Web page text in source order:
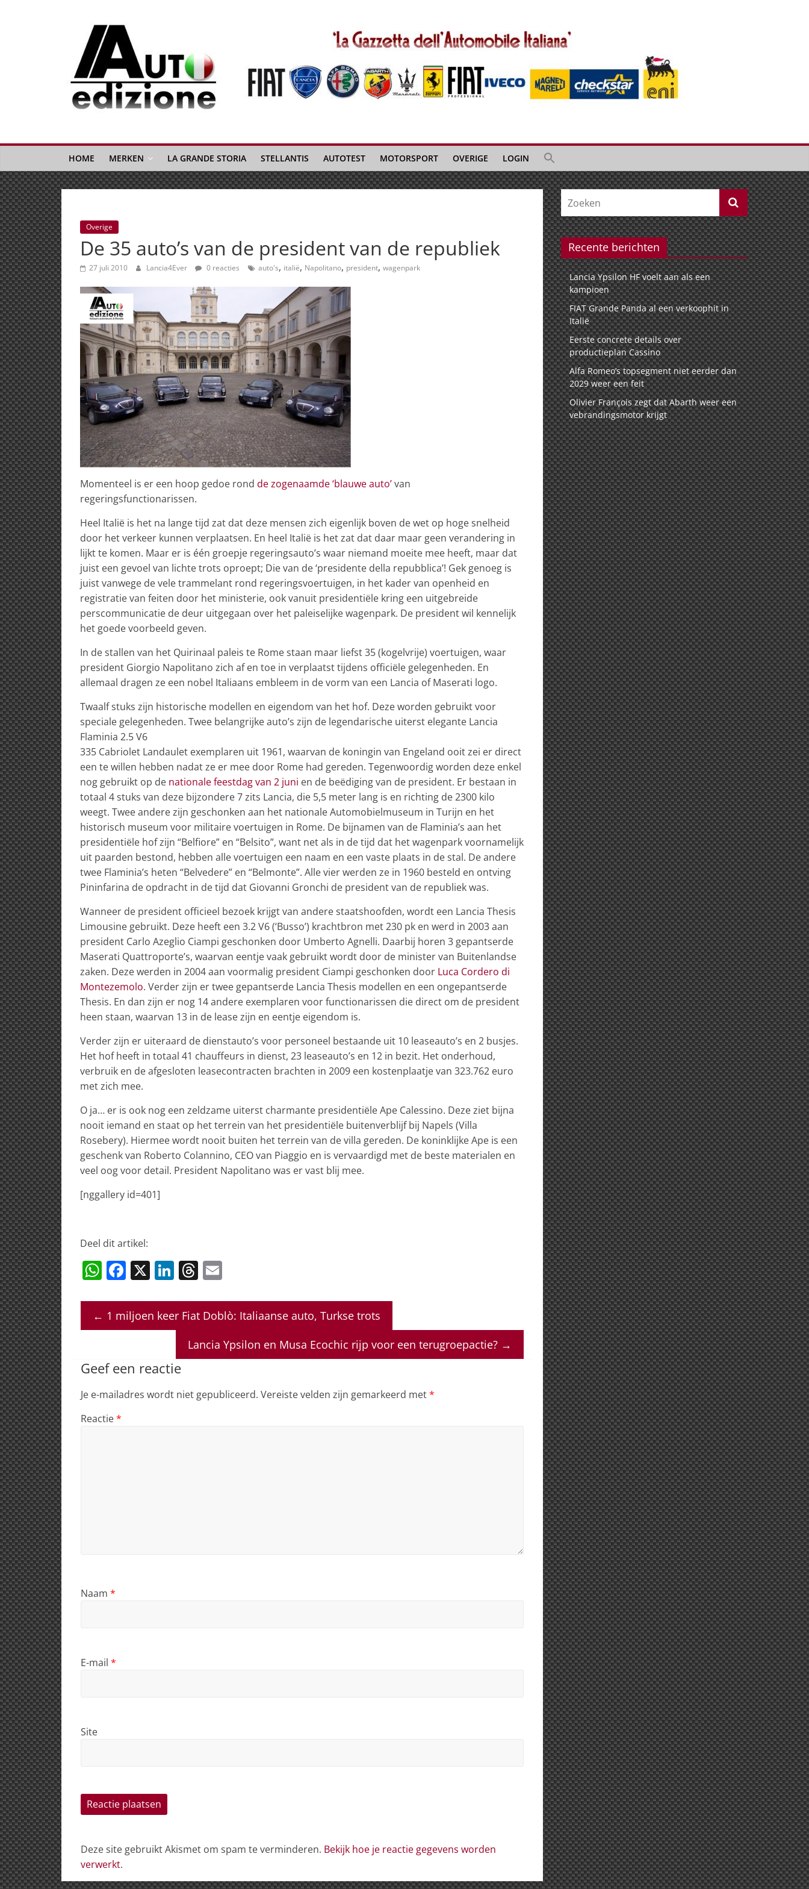
Auto
Edizione
La
Gazetta
dell'Automobile
Italiana
|
Italiaans
autonieuws
&
lifestyle
HOME MERKEN LA GRANDE STORIA STELLANTIS AUTOTEST MOTORSPORT OVERIGE LOGIN
Overige
De 35 auto’s van de president van de republiek
27 juli 2010 Lancia4Ever 0 reacties auto's, italië, Napolitano, president, wagenpark
Momenteel is er een hoop gedoe rond de zogenaamde ‘blauwe auto’van
regeringsfunctionarissen.
Heel Italië is het na lange tijd zat dat deze mensen zich eigenlijk boven de wet op hoge snelheid
door het verkeer kunnen verplaatsen. En heel Italië is het zat dat daar maar geen verandering in
lijkt te komen. Maar er is één groepje regeringsauto’s waar niemand moeite mee heeft, maar dat
juist een gevoel van lichte trots oproept; Die van de ‘presidente della repubblica’! Gek genoeg is
juist vanwege de vele trammelant rond regeringsvoertuigen, in het kader van openheid en
registratie van feiten door het ministerie, ook vanuit presidentiële kring een uitgebreide
perscommunicatie de deur uitgegaan over het paleiselijke wagenpark. De president wil kennelijk
het goede voorbeeld geven.
In de stallen van het Quirinaal paleis te Rome staan maar liefst 35 (kogelvrije) voertuigen, waar
president Giorgio Napolitano zich af en toe in verplaatst tijdens officiële gelegenheden. En
allemaal dragen ze een nobel Italiaans embleem in de vorm van een Lancia of Maserati logo.
Twaalf stuks zijn historische modellen en eigendom van het hof. Deze worden gebruikt voor
speciale gelegenheden. Twee belangrijke auto’s zijn de legendarische uiterst elegante Lancia
Flaminia 2.5 V6
335 Cabriolet Landaulet exemplaren uit 1961, waarvan de koningin van Engeland ooit zei er direct
een te willen hebben nadat ze er mee door Rome had gereden. Tegenwoordig worden deze enkel
nog gebruikt op de nationale feestdag van 2 juni en de beëdiging van de president. Er bestaan in
totaal 4 stuks van deze bijzondere 7 zits Lancia, die 5,5 meter lang is en richting de 2300 kilo
weegt. Twee andere zijn geschonken aan het nationale Automobielmuseum in Turijn en het
historisch museum voor militaire voertuigen in Rome. De bijnamen van de Flaminia’s aan het
presidentiële hof zijn “Belfiore” en “Belsito”, want net als in de tijd dat het wagenpark voornamelijk
uit paarden bestond, hebben alle voertuigen een naam en een vaste plaats in de stal. De andere
twee Flaminia’s heten “Belvedere” en “Belmonte”. Alle vier werden ze in 1960 besteld en ontving
Pininfarina de opdracht in de tijd dat Giovanni Gronchi de president van de republiek was.
Wanneer de president officieel bezoek krijgt van andere staatshoofden, wordt een Lancia Thesis
Limousine gebruikt. Deze heeft een 3.2 V6 (‘Busso’) krachtbron met 230 pk en werd in 2003 aan
president Carlo Azeglio Ciampi geschonken door Umberto Agnelli. Daarbij horen 3 gepantserde
Maserati Quattroporte’s, waarvan eentje vaak gebruikt wordt door de minister van Buitenlandse
zaken. Deze werden in 2004 aan voormalig president Ciampi geschonken door Luca Cordero di
Montezemolo. Verder zijn er twee gepantserde Lancia Thesis modellen en een ongepantserde
Thesis. En dan zijn er nog 14 andere exemplaren voor functionarissen die direct om de president
heen staan, waarvan 13 in de lease zijn en eentje eigendom is.
Verder zijn er uiteraard de dienstauto’s voor personeel bestaande uit 10 leaseauto’s en 2 busjes.
Het hof heeft in totaal 41 chauffeurs in dienst, 23 leaseauto’s en 12 in bezit. Het onderhoud,
verbruik en de afgesloten leasecontracten brachten in 2009 een kostenplaatje van 323.762 euro
met zich mee.
O ja… er is ook nog een zeldzame uiterst charmante presidentiële Ape Calessino. Deze ziet bijna
nooit iemand en staat op het terrein van het presidentiële buitenverblijf bij Napels (Villa
Rosebery). Hiermee wordt nooit buiten het terrein van de villa gereden. De koninklijke Ape is een
geschenk van Roberto Colannino, CEO van Piaggio en is vervaardigd met de beste materialen en
veel oog voor detail. President Napolitano was er vast blij mee.
[nggallery id=401]
Deel dit artikel:
W
at
s
p
F
c
e
o
o
k
X Li
k
e
dI
n
T
re
a
d
s
ai
l
← 1 miljoen keer Fiat Doblò: Italiaanse auto, Turkse trots
Lancia Ypsilon en Musa Ecochic rijp voor een terugroepactie? →
Geef een reactie
Je e-mailadres wordt niet gepubliceerd. Vereiste velden zijn gemarkeerd met*
Reactie*
Naam *
E-mail *
Site
Deze site gebruikt Akismet om spam te verminderen. Bekijk hoe je reactie gegevens worden
verwerkt.
Recente berichten
Lancia Ypsilon HF voelt aan als een
kampioen
FIAT Grande Panda al een verkoophit in
Italië
Eerste concrete details over
productieplan Cassino
Alfa Romeo’s topsegment niet eerder dan
2029 weer een feit
Olivier François zegt dat Abarth weer een
vebrandingsmotor krijgt